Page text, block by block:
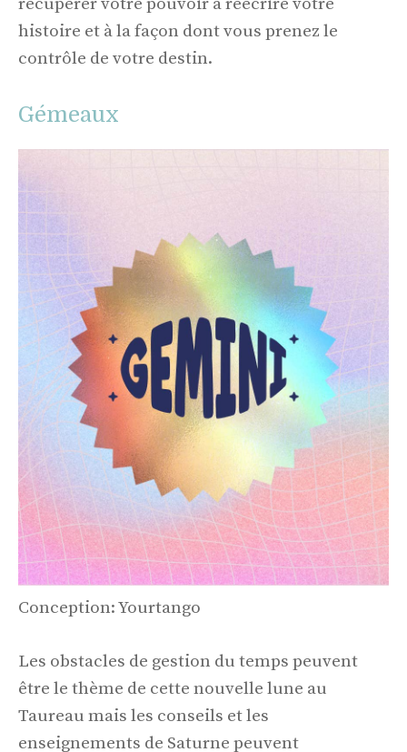
histoire et à la façon dont vous prenez le
contrôle de votre destin.
Gémeaux
Conception: Yourtango
Les obstacles de gestion du temps peuvent
être le thème de cette nouvelle lune au
Taureau mais les conseils et les
enseignements de Saturne peuvent